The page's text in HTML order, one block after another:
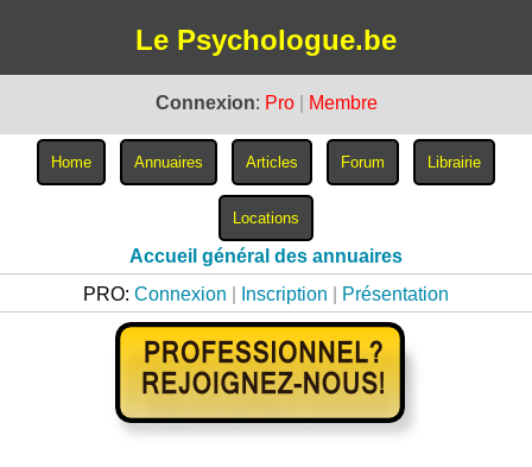
Le Psychologue.be
Connexion: Pro Membre
Accueil général des annuaires
PRO: Connexion Inscription Présentation